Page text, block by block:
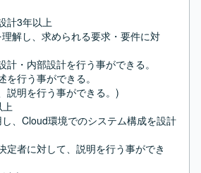
計3年以上
解し、求められる要求・要件に対
・内部設計を行う事ができる。
行う事ができる。
説明を行う事ができる。)
上
、Cloud環境でのシステム構成を設計
定者に対して、説明を行う事ができ